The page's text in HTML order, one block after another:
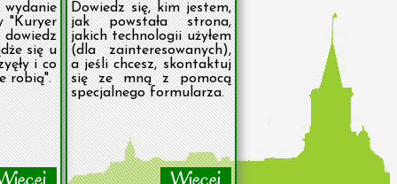
"Kuryer
się u
i co
robią".
Dowiedz się, kim jestem,
jak powstała strona,
jakich technologii użyłem
(dla zainteresowanych),
a jeśli chcesz, skontaktuj
się ze mną z pomocą
specjalnego formularza.